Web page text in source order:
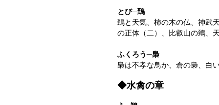
とび─鵄
鵄と天気、柿の木の仏、神武
の正体（二）、比叡山の鵄、
ふくろう─梟
梟は不孝な鳥か、倉の梟、白
◆水禽の章